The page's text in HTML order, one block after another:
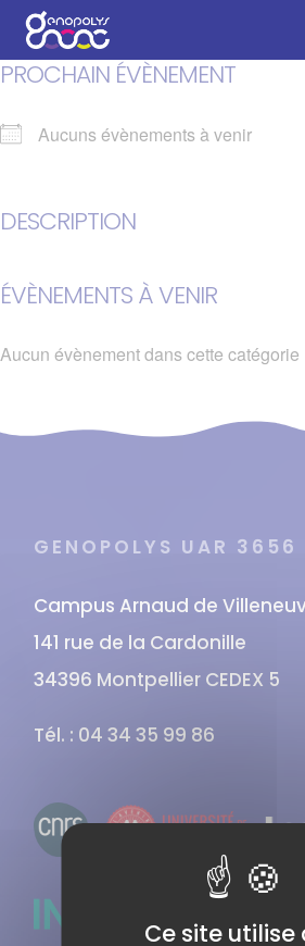
PROCHAIN ÉVÈNEMENT
Aucuns évènements à venir
DESCRIPTION
ÉVÈNEMENTS À VENIR
Aucun évènement dans cette catégorie
GENOPOLYS UAR 3656
Campus Arnaud de
141 rue de la Cardonille
34396 Montpellier CEDEX 5
Tél. : 04 34 35 99 86
Panneau de gestion des cookies
Ce site utilise